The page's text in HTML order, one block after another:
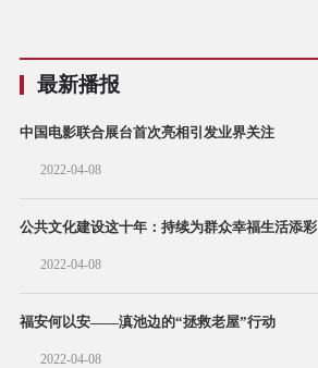
最新播报
中国电影联合展台首次亮相引发业界关注
2022-04-08
公共文化建设这十年：持续为群众幸福生活添彩
2022-04-08
福安何以安——滇池边的“拯救老屋”行动
2022-04-08